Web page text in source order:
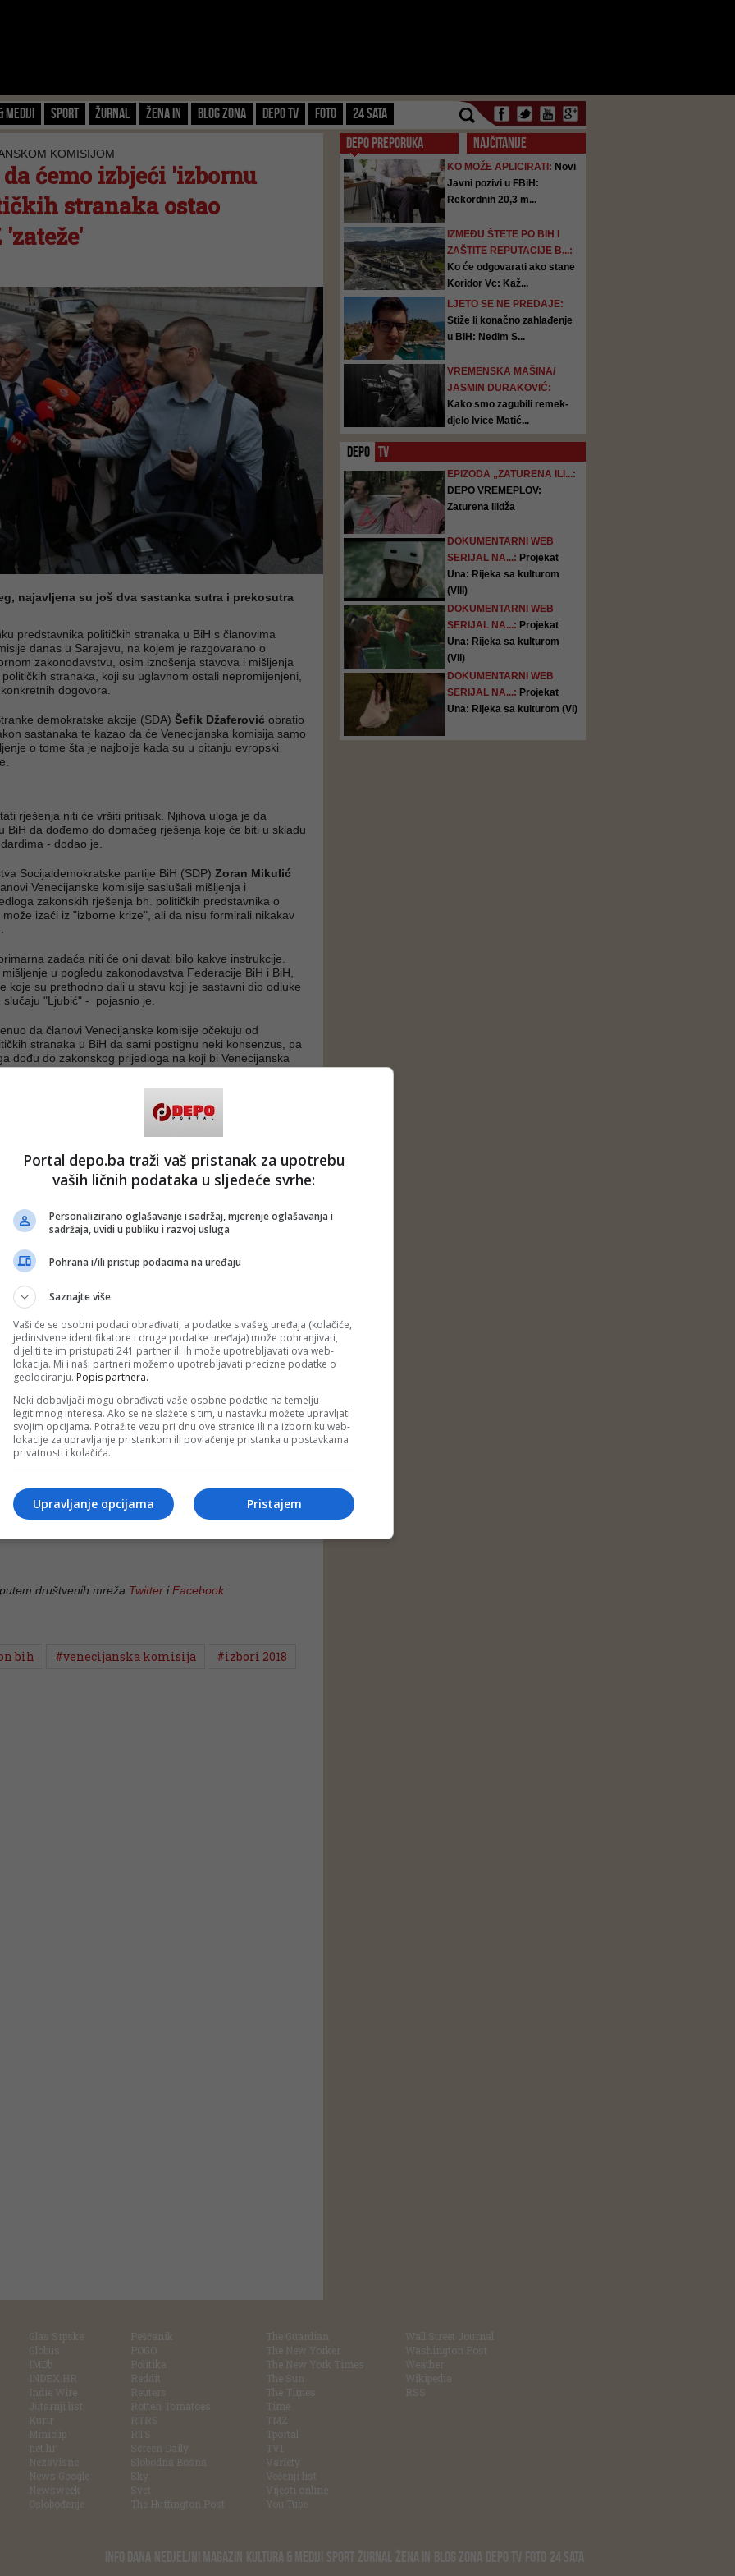
Mediji Sport Žurnal Žena IN Blog zona Depo TV FOTO 24 SATA
KOMISIJOM
ćemo izbjeći 'izbornu
stranaka ostao
najavljena su još dva sastanka sutra i prekosutra
predstavnika političkih stranaka u BiH s članovima
danas u Sarajevu, na kojem je razgovarano o
zakonodavstvu, osim iznošenja stavova i mišljenja
stranaka, koji su uglavnom ostali nepromijenjeni,
dogovora.
demokratske akcije (SDA) Šefik Džaferović obratio
sastanaka te kazao da će Venecijanska komisija samo
o tome šta je najbolje kada su u pitanju evropski
rješenja niti će vršiti pritisak. Njihova uloga je da
BiH da dođemo do domaćeg rješenja koje će biti u skladu
- dodao je.
Socijaldemokratske partije BiH (SDP) Zoran Mikulić
Venecijanske komisije saslušali mišljenja i
zakonskih rješenja bh. političkih predstavnika o
izaći iz "izborne krize", ali da nisu formirali nikakav
zadaća niti će oni davati bilo kakve instrukcije.
u pogledu zakonodavstva Federacije BiH i BiH,
koje su prethodno dali u stavu koji je sastavni dio odluke
slučaju "Ljubić" - pojasnio je.
da članovi Venecijanske komisije očekuju od
stranaka u BiH da sami postignu neki konsenzus, pa
dođu do zakonskog prijedloga na koji bi Venecijanska
svoje mišljenje.
Venecijanska komisija nakon razgovora koji slijede tokom
dati svoj stav u vezi s postojećim prijedlozima koji se
proceduri - rekao je, uz napomenu da je
na prijedlog Demokratske fronte (DF) i SDP-a koji su
FBiH, a koji još nije doživio svoj "parlamentarni
SDA i HDZ-a".
je spomenuti prijedlog najbolji te da je u potpunosti
BiH, Ustavom FBiH, Izbornim zakonom BiH te
u odluci po apelaciji u slučaju Ljubić, kao i sa stavom
u istom kontekstu.
tokom današnjeg sastanka političke stranke uglavnom
stavovima, a da Hrvatska demokratska zajednice
stav".
Dom naroda za blokiranje svih daljnjih procesa te
učešće u vlasti, odnosno svojim teorijama
delegata iz reda vlastitog naroda, pa potom i
naroda, kako bi onemogućili bilo koga drugog da ikada
u formiranju vlasti - kazao je član Predsjedništva SDP-
u Sarajevu jučer je saopćeno da će, kao što su
partije u FBiH, u kontekstu napora EU i SAD-a za
u pogledu izborne reforme i nakon formalnog zahtjeva
Venecijanska komisija prisustvovati nizu sastanaka s
izbora.
najavljena su još dva sastanka sutra i prekosutra.
društvenih mreža Twitter iFacebook
bih #venecijanska komisija #izbori 2018
DEPO PREPORUKA NAJČITANIJE
KO MOŽE APLICIRATI: Novi
Javni pozivi u FBiH:
Rekordnih 20,3 m...
IZMEĐU ŠTETE PO BIH I
ZAŠTITE REPUTACIJE B...:
Ko će odgovarati ako stane
Koridor Vc: Kaž...
LJETO SE NE PREDAJE:
Stiže li konačno zahlađenje
u BiH: Nedim S...
VREMENSKA MAŠINA/
JASMIN DURAKOVIĆ:
Kako smo zagubili remek-
djelo Ivice Matić...
DEPO TV
EPIZODA „ZATURENA ILI...:
DEPO VREMEPLOV:
Zaturena Ilidža
DOKUMENTARNI WEB
SERIJAL NA...: Projekat
Una: Rijeka sa kulturom
(VIII)
DOKUMENTARNI WEB
SERIJAL NA...: Projekat
Una: Rijeka sa kulturom
(VII)
DOKUMENTARNI WEB
SERIJAL NA...: Projekat
Una: Rijeka sa kulturom (VI)
Glas Srpske
Globus
IMDb
INDEX.HR
Indie Wire
Jutarnji list
Kurir
Miniclip
net.hr
Nezavisne
News Google
Newsweek
Oslobođenje
Pešćanik
POGO
Politika
Reddit
Reuters
Rotten Tomatoes
RTRS
RTS
Screen Daily
Slobodna Bosna
Sky
Svet
The Huffington Post
The Guardian
The New Yorker
The New York Times
The Sun
The Times
Time
TMZ
Tportal
TV1
Variety
Večenji list
Vijesti online
You Tube
Wall Street Journal
Washington Post
Weather
Wikipedia
RSS
INFO DANA NEDJELJNI MAGAZIN KULTURA & MEDIJI SPORT ŽURNAL ŽENA IN BLOG ZONA DEPO TV FOTO 24 SATA
Portal depo.ba traži vaš pristanak za upotrebu
vaših ličnih podataka u sljedeće svrhe:
Personalizirano oglašavanje i sadržaj, mjerenje oglašavanja i
sadržaja, uvidi u publiku i razvoj usluga
Pohrana i/ili pristup podacima na uređaju
Saznajte više
Vaši će se osobni podaci obrađivati, a podatke s vašeg uređaja (kolačiće,
jedinstvene identifikatore i druge podatke uređaja) može pohranjivati,
dijeliti te im pristupati 241 partner ili ih može upotrebljavati ova web-
lokacija. Mi i naši partneri možemo upotrebljavati precizne podatke o
geolociranju. Popis partnera.
Neki dobavljači mogu obrađivati vaše osobne podatke na temelju
legitimnog interesa. Ako se ne slažete s tim, u nastavku možete upravljati
svojim opcijama. Potražite vezu pri dnu ove stranice ili na izborniku web-
lokacije za upravljanje pristankom ili povlačenje pristanka u postavkama
privatnosti i kolačića.
Pristajem
Upravljanje opcijama